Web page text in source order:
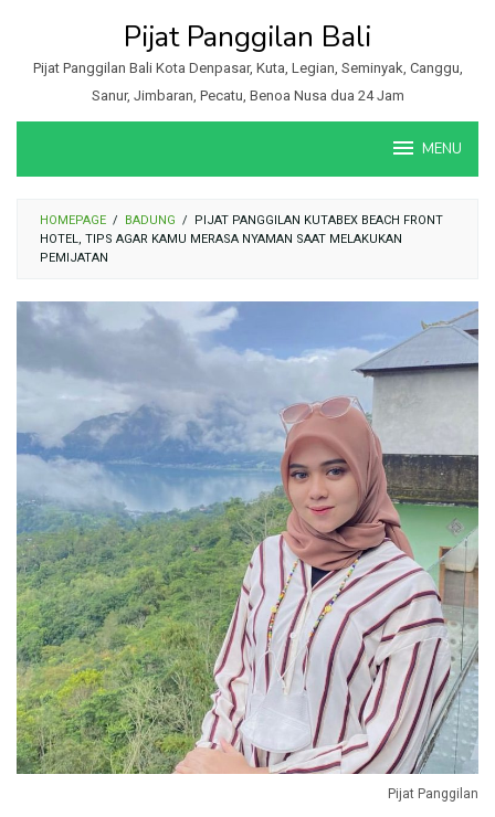
konten
Pijat Panggilan Bali
Pijat Panggilan Bali Kota Denpasar, Kuta, Legian, Seminyak, Canggu,
Sanur, Jimbaran, Pecatu, Benoa Nusa dua 24 Jam
MENU
HOMEPAGE / BADUNG /
PIJAT PANGGILAN KUTABEX BEACH FRONT
HOTEL, TIPS AGAR KAMU MERASA NYAMAN SAAT MELAKUKAN
PEMIJATAN
Pijat Panggilan